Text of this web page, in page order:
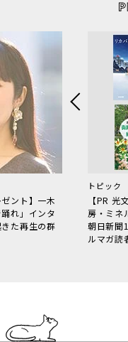
ント】一木
れ」インタ
た再生の群
トピック
【PR 光
房・ミネ
朝日新聞
ルマガ読